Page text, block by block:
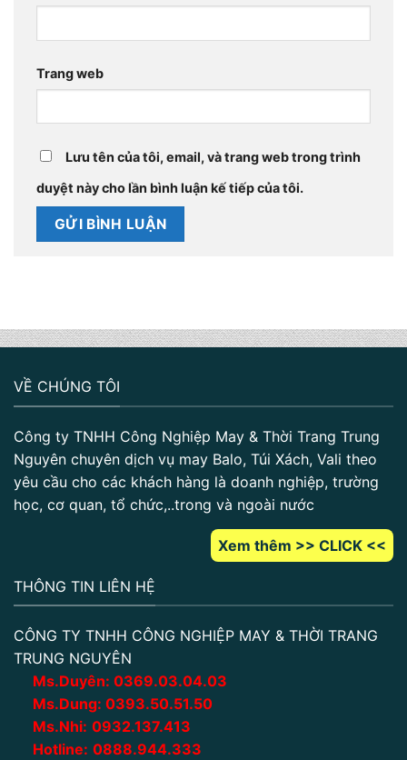
Trang web
Lưu tên của tôi, email, và trang web trong trình
duyệt này cho lần bình luận kế tiếp của tôi.
VỀ CHÚNG TÔI
Công ty TNHH Công Nghiệp May & Thời Trang Trung
Nguyên chuyên dịch vụ may Balo, Túi Xách, Vali theo
yêu cầu cho các khách hàng là doanh nghiệp, trường
học, cơ quan, tổ chức,..trong và ngoài nước
Xem thêm >> CLICK <<
THÔNG TIN LIÊN HỆ
CÔNG TY TNHH CÔNG NGHIỆP MAY & THỜI TRANG
TRUNG NGUYÊN
Ms.Duyên: 0369.03.04.03
Ms.Dung: 0393.50.51.50
Ms.Nhi: 0932.137.413
Hotline: 0888.944.333